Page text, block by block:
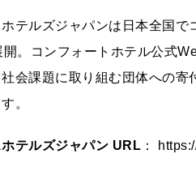
テルズジャパンは日本全国
開。コンフォートホテル公式
会課題に取り組む団体への
。
テルズジャパン URL ：